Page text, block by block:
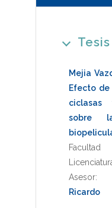
Tesis
Mejia
Efecto
ciclasas
sobre
Asesor:
Ricardo